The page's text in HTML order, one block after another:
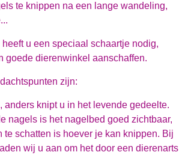
te knippen na een lange wandeling,
u een speciaal schaartje nodig,
goede dierenwinkel aanschaffen.
zijn:
anders knipt u in het levende gedeelte.
nagels is het nagelbed goed zichtbaar,
te schatten is hoever je kan knippen. Bij
wij u aan om het door een dierenarts